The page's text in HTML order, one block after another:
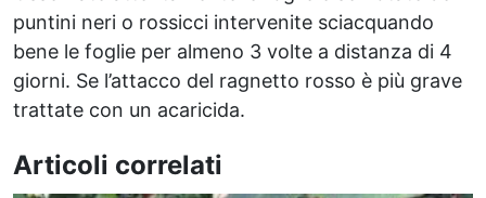
puntini neri o rossicci intervenite sciacquando
bene le foglie per almeno 3 volte a distanza di 4
giorni. Se l’attacco del ragnetto rosso è più grave
trattate con un acaricida.
Articoli correlati